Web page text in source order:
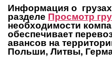
Информация о
разделе Просмотр
необходимости
обеспечивает
авансов на
Польши, Литвы,